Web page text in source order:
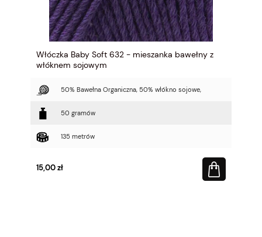
Włóczka Baby Soft 632 - mieszanka bawełny z
włóknem sojowym
50% Bawełna Organiczna, 50% włókno sojowe,
50 gramów
135 metrów
15,00 zł